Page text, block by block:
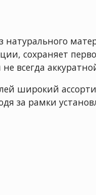
сохраняет
всегда
широкий
за рамки